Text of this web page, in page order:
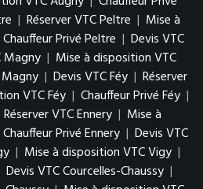
| Réserver VTC Peltre | Mise à
Chauffeur Privé Peltre | Devis VTC
Magny | Mise à disposition VTC
| Devis VTC Féy | Réserver
VTC Féy | Chauffeur Privé Féy |
Réserver VTC Ennery | Mise à
Chauffeur Privé Ennery | Devis VTC
| Mise à disposition VTC Vigy |
Devis VTC Courcelles-Chaussy |